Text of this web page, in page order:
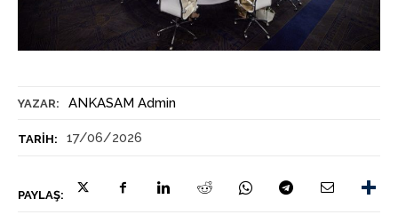
YAZAR: ANKASAM Admin
TARIH: 17/06/2026
PAYLAŞ: